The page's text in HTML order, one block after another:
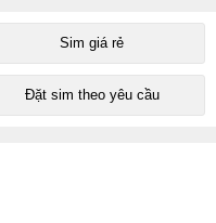
Sim giá rẻ
Đặt sim theo yêu cầu